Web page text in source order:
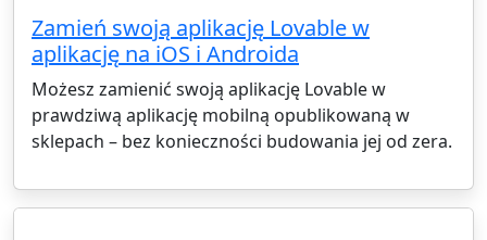
Zamień swoją aplikację Lovable w
aplikację na iOS i Androida
Możesz zamienić swoją aplikację Lovable w
prawdziwą aplikację mobilną opublikowaną w
sklepach – bez konieczności budowania jej od zera.